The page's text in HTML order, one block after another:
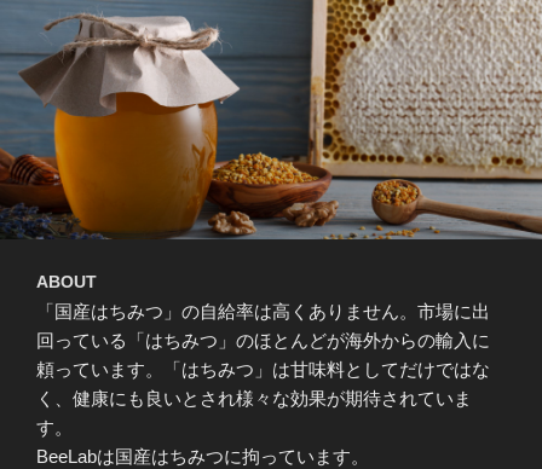
ABOUT
「国産はちみつ」の自給率は高くありません。市場に出
回っている「はちみつ」のほとんどが海外からの輸入に
頼っています。「はちみつ」は甘味料としてだけではな
く、健康にも良いとされ様々な効果が期待されていま
す。
BeeLabは国産はちみつに拘っています。